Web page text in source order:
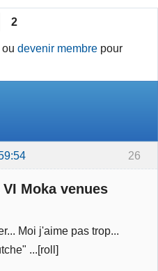
2
oudevenir membre pour
26
Moka venues
Moi j'aime pas trop...
...[roll]